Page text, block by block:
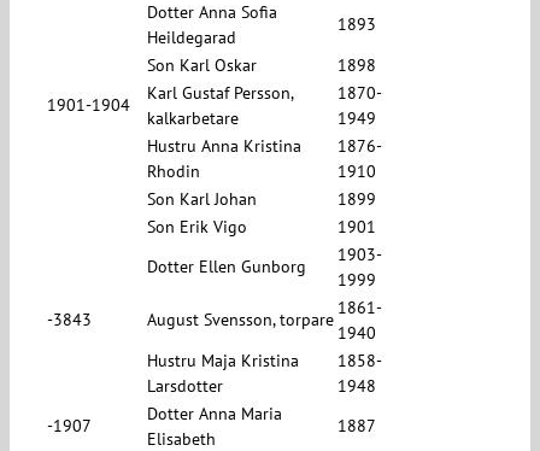
Dotter Anna Sofia
Heildegarad
1893
Son Karl Oskar
1898
1901-1904
Karl Gustaf Persson,
kalkarbetare
1870-
1949
Hustru Anna Kristina
Rhodin
1876-
1910
Son Karl Johan
1899
Son Erik Vigo
1901
Dotter Ellen Gunborg
1903-
1999
-3843
August Svensson, torpare
1861-
1940
Hustru Maja Kristina
Larsdotter
1858-
1948
-1907
Dotter Anna Maria
Elisabeth
1887